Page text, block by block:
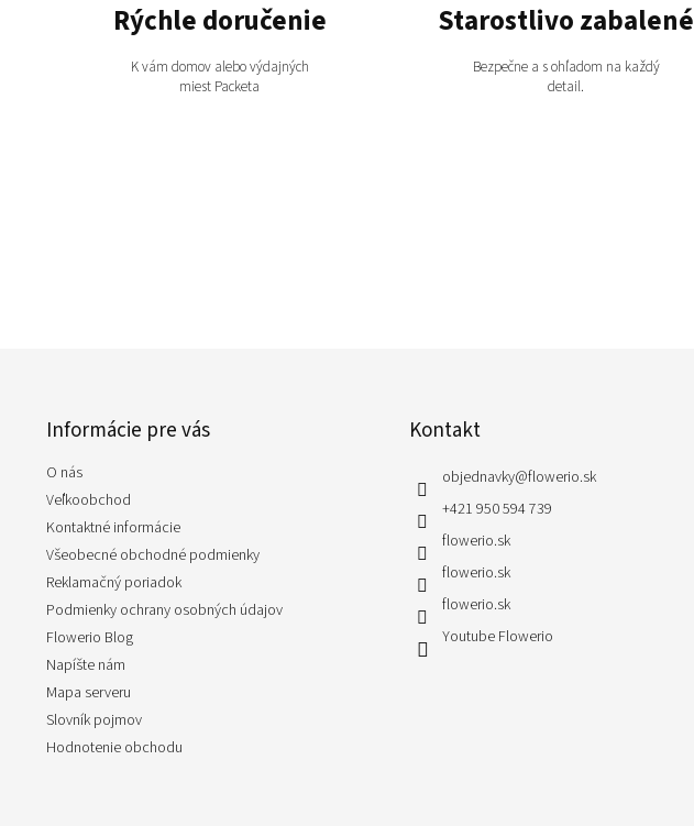
Rýchle doručenie
K vám domov alebo výdajných
miest Packeta
Starostlivo zabalené
Bezpečne a s ohľadom na každý
detail.
Informácie pre vás
O nás
Veľkoobchod
Kontaktné informácie
Všeobecné obchodné podmienky
Reklamačný poriadok
Podmienky ochrany osobných údajov
Flowerio Blog
Napíšte nám
Mapa serveru
Slovník pojmov
Hodnotenie obchodu
Kontakt
objednavky@flowerio.sk
+421 950 594 739
flowerio.sk
flowerio.sk
flowerio.sk
Youtube Flowerio